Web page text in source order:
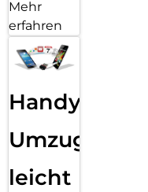
Mehr
erfahren
Handy
Umzug
leicht